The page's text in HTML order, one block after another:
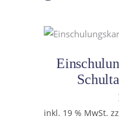
inkl. 19 % MwSt.